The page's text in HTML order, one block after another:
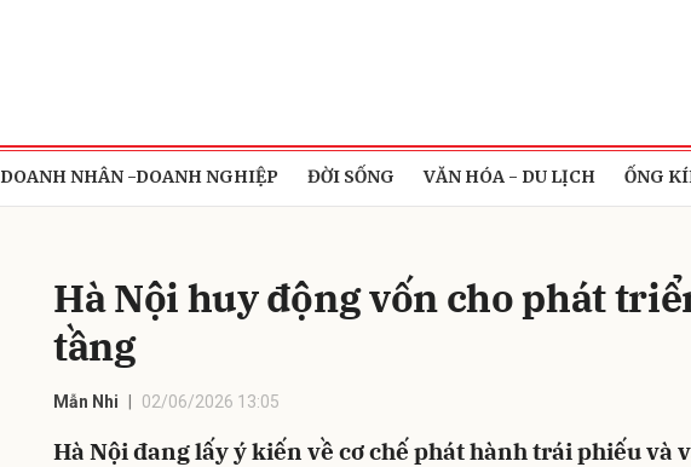
DOANH NHÂN -DOANH NGHIỆP ĐỜI SỐNG VĂN HÓA - DU LỊCH ỐNG
Hà Nội huy động vốn cho phát
tầng
Mẫn Nhi 02/06/2026 13:05
Hà Nội đang lấy ý kiến về cơ chế phát hành trái phiếu và